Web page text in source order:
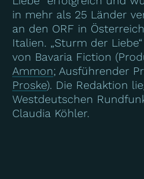
in mehr als 25 Länder
an den ORF in
Italien. „Sturm der
von Bavaria Fiction
Ammon; Ausführender
Proske). Die Redaktion
Westdeutschen
Claudia Köhler.